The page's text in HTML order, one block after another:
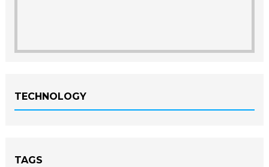
TECHNOLOGY
TAGS